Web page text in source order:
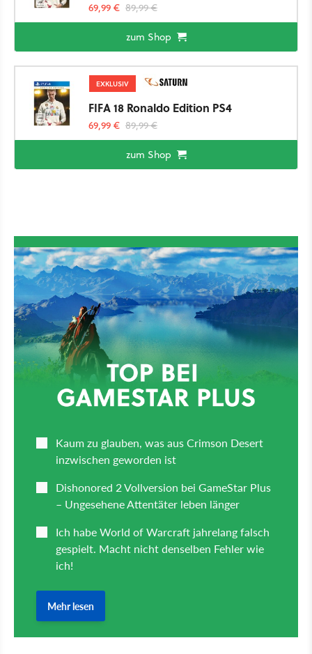
69,99 € 89,99 €
zum Shop
EXKLUSIV
FIFA 18 Ronaldo Edition PS4
69,99 € 89,99 €
zum Shop